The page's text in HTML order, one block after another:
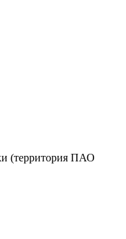
(территория ПАО